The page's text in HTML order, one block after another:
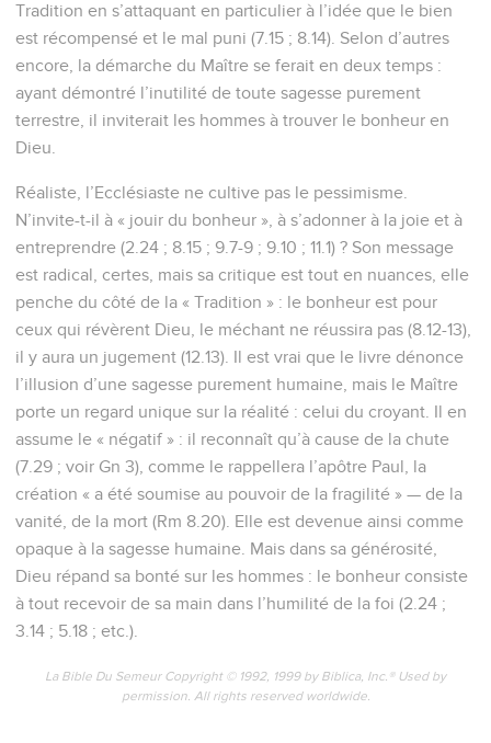
Tradition en s’attaquant en particulier à l’idée que le bien
est récompensé et le mal puni (7.15 ; 8.14). Selon d’autres
encore, la démarche du Maître se ferait en deux temps :
ayant démontré l’inutilité de toute sagesse purement
terrestre, il inviterait les hommes à trouver le bonheur en
Dieu.
Réaliste, l’Ecclésiaste ne cultive pas le pessimisme.
N’invite-t-il à « jouir du bonheur », à s’adonner à la joie et à
entreprendre (2.24 ; 8.15 ; 9.7-9 ; 9.10 ; 11.1) ? Son message
est radical, certes, mais sa critique est tout en nuances, elle
penche du côté de la « Tradition » : le bonheur est pour
ceux qui révèrent Dieu, le méchant ne réussira pas (8.12-13),
il y aura un jugement (12.13). Il est vrai que le livre dénonce
l’illusion d’une sagesse purement humaine, mais le Maître
porte un regard unique sur la réalité : celui du croyant. Il en
assume le « négatif » : il reconnaît qu’à cause de la chute
(7.29 ; voir Gn 3), comme le rappellera l’apôtre Paul, la
création « a été soumise au pouvoir de la fragilité » — de la
vanité, de la mort (Rm 8.20). Elle est devenue ainsi comme
opaque à la sagesse humaine. Mais dans sa générosité,
Dieu répand sa bonté sur les hommes : le bonheur consiste
à tout recevoir de sa main dans l’humilité de la foi (2.24 ;
3.14 ; 5.18 ; etc.).
La Bible Du Semeur Copyright © 1992, 1999 by Biblica, Inc.® Used by
permission. All rights reserved worldwide.